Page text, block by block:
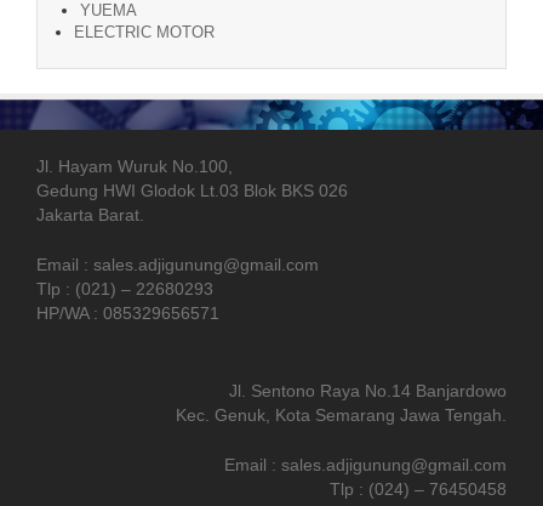
YUEMA
ELECTRIC MOTOR
Jl. Hayam Wuruk No.100,
Gedung HWI Glodok Lt.03 Blok BKS 026
Jakarta Barat.
Email : sales.adjigunung@gmail.com
Tlp : (021) – 22680293
HP/WA : 085329656571
Jl. Sentono Raya No.14 Banjardowo
Kec. Genuk, Kota Semarang Jawa Tengah.
Email : sales.adjigunung@gmail.com
Tlp : (024) – 76450458